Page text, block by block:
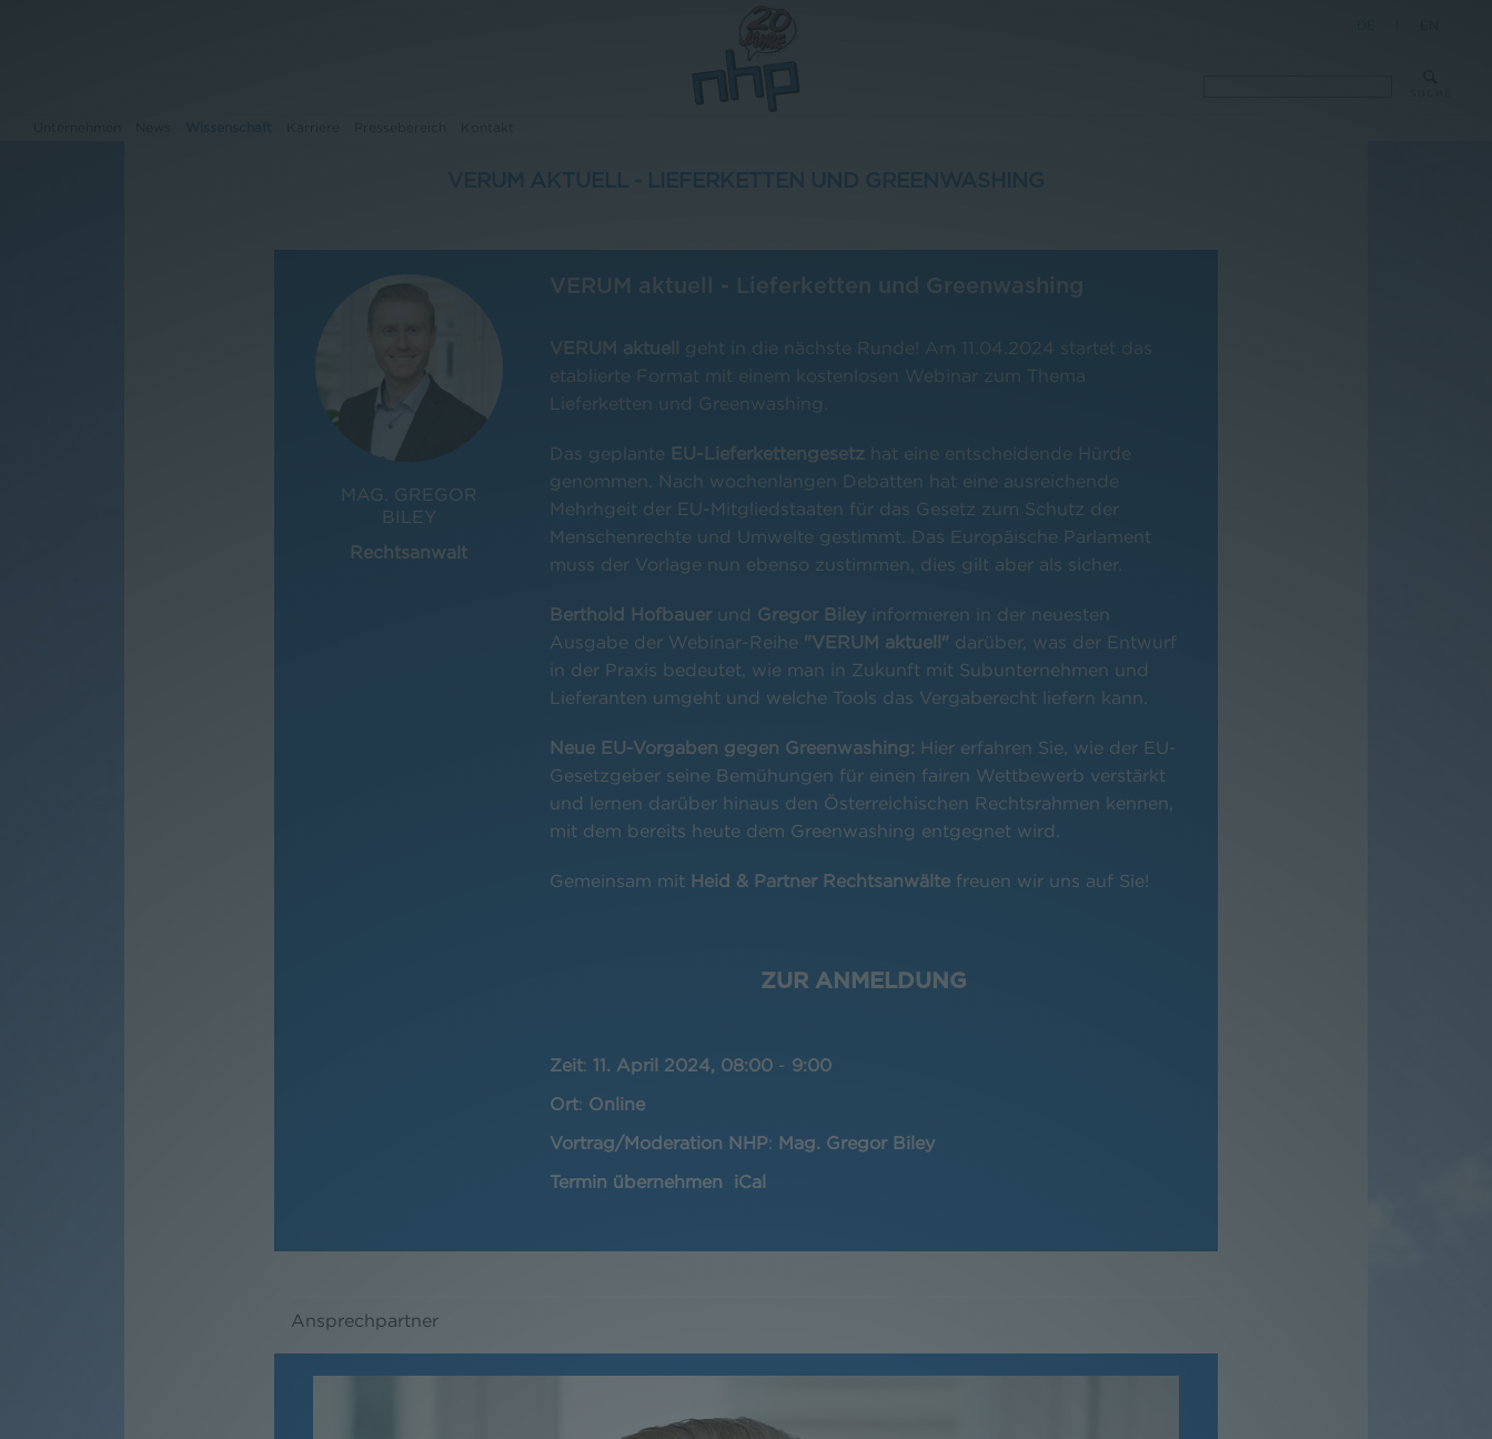
MAG. GREGOR
BILEY
Rechtsanwalt
VERUM aktuell - Lieferketten und Greenwashing
VERUM aktuell
geht in die nächste Runde! Am 11.04.2024 startet das
etablierte Format mit einem kostenlosen Webinar zum Thema
Lieferketten und Greenwashing.
Das geplante EU-Lieferkettengesetz hat eine entscheidende Hürde
genommen. Nach wochenlangen Debatten hat eine ausreichende
Mehrhgeit der EU-Mitgliedstaaten für das Gesetz zum Schutz der
Menschenrechte und Umwelte gestimmt. Das Europäische Parlament
muss der Vorlage nun ebenso zustimmen, dies gilt aber als sicher.
Berthold Hofbauerund Gregor Bileyinformieren in der neuesten
Ausgabe der Webinar-Reihe "VERUM aktuell"darüber, was der Entwurf
in der Praxis bedeutet, wie man in Zukunft mit Subunternehmen und
Lieferanten umgeht und welche Tools das Vergaberecht liefern kann.
Neue EU-Vorgaben gegen Greenwashing: Hier erfahren Sie, wie der EU-
Gesetzgeber seine Bemühungen für einen fairen Wettbewerb verstärkt
und lernen darüber hinaus den Österreichischen Rechtsrahmen kennen,
mit dem bereits heute dem Greenwashing entgegnet wird.
Gemeinsam mit Heid & Partner Rechtsanwältefreuen wir uns auf Sie!
ZUR ANMELDUNG
Zeit: 11. April 2024, 08:00- 9:00
Ort: Online
Vortrag/Moderation NHP: Mag. Gregor Biley
Termin übernehmen
iCal
Ansprechpartner